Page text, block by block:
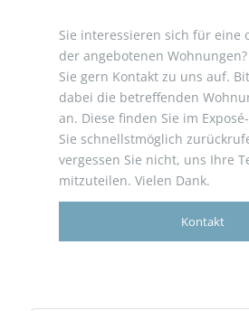
Sie interessieren sich für eine
der angebotenen
Sie gern Kontakt zu uns auf.
dabei die betreffenden
an. Diese finden Sie im
Sie schnellstmöglich
vergessen Sie nicht, uns Ihre
mitzuteilen. Vielen Dank.
Kontakt